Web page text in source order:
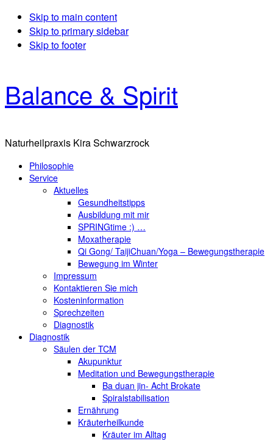
Skip to main content
Skip to primary sidebar
Skip to footer
Balance & Spirit
Naturheilpraxis Kira Schwarzrock
Philosophie
Service
Aktuelles
Gesundheitstipps
Ausbildung mit mir
SPRINGtime :) …
Moxatherapie
Qi Gong/ TaijiChuan/Yoga – Bewegungstherapie
Bewegung im Winter
Impressum
Kontaktieren Sie mich
Kosteninformation
Sprechzeiten
Diagnostik
Diagnostik
Säulen der TCM
Akupunktur
Meditation und Bewegungstherapie
Ba duan jin- Acht Brokate
Spiralstabilisation
Ernährung
Kräuterheilkunde
Kräuter im Alltag